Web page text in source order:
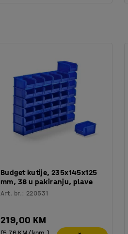
Budget kutije, 235x145x125
mm, 38 u pakiranju, plave
Art. br.: 220531
219,00 KM